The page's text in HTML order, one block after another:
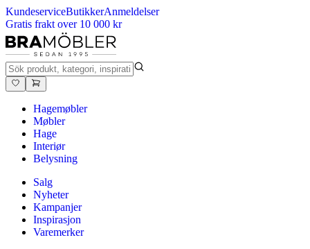
KundeserviceButikkerAnmeldelser
Gratis frakt over 10 000 kr
Hagemøbler
Møbler
Hage
Interiør
Belysning
Salg
Nyheter
Kampanjer
Inspirasjon
Varemerker